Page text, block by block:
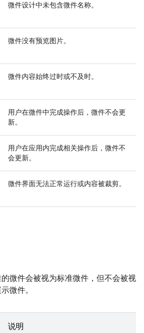
微件设计中未包含微件名称。
微件没有预览图片。
微件内容始终过时或不及时。
用户在微件中完成操作后，微件不会更
新。
用户在应用内完成相关操作后，微件不
会更新。
微件界面无法正常运行或内容被裁剪。
微件会被视为标准微件，但不会被视
微件。
说明